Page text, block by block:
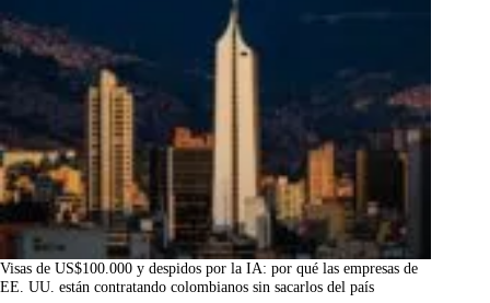
Visas de US$100.000 y despidos por la IA: por qué las empresas de
EE. UU. están contratando colombianos sin sacarlos del país